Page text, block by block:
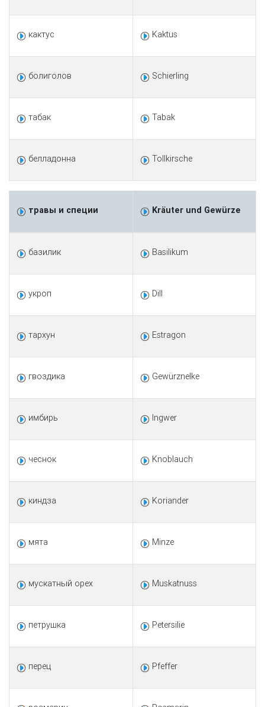
кактус Kaktus
болиголов Schierling
табак Tabak
белладонна Tollkirsche
травы и специи Kräuter und Gewürze
базилик Basilikum
укроп Dill
тархун Estragon
гвоздика Gewürznelke
имбирь Ingwer
чеснок Knoblauch
киндза Koriander
мята Minze
мускатный орех Muskatnuss
петрушка Petersilie
перец Pfeffer